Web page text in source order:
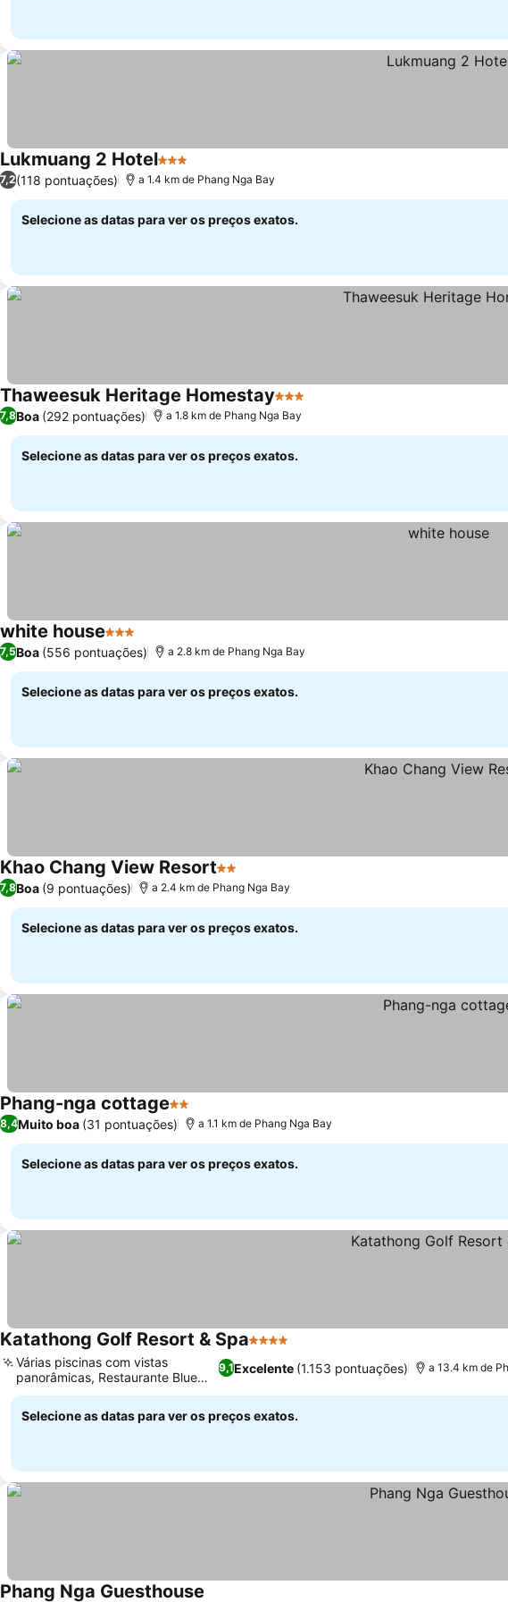
Lukmuang 2 Hotel3 Estrelas
7,2(118 pontuações) a 1.4 km de Phang Nga Bay
Selecione as datas para ver os preços exatos.
Thaweesuk Heritage Homestay3 Estrelas
7,8Boa (292 pontuações) a 1.8 km de Phang Nga Bay
Selecione as datas para ver os preços exatos.
white house3 EstrelasVer preços
7,5Boa (556 pontuações) a 2.8 km de Phang Nga Bay
Selecione as datas para ver os preços exatos.
Khao Chang View Resort2 Estrelas
7,8Boa (9 pontuações) a 2.4 km de Phang Nga Bay
Selecione as datas para ver os preços exatos.
Phang-nga cottage2 Estrelas
Ver preços
8,4Muito boa (31 pontuações) a 1.1 km de Phang Nga Bay
Selecione as datas para ver os preços exatos.
Katathong Golf Resort & Spa4 Estrelas
9,1Excelente (1.153 pontuações)
Várias piscinas com vistas
panorâmicas, Restaurante Blue
Sapphire
a 13.4 km de
Selecione as datas para ver os preços exatos.
Phang Nga Guesthouse